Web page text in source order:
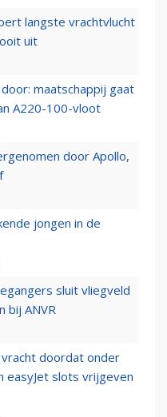
langste vrachtvlucht
uit
door: maatschappij gaat
A220-100-vloot
door Apollo,
jongen in de
sluit vliegveld
bij ANVR
doordat onder
easyJet slots vrijgeven